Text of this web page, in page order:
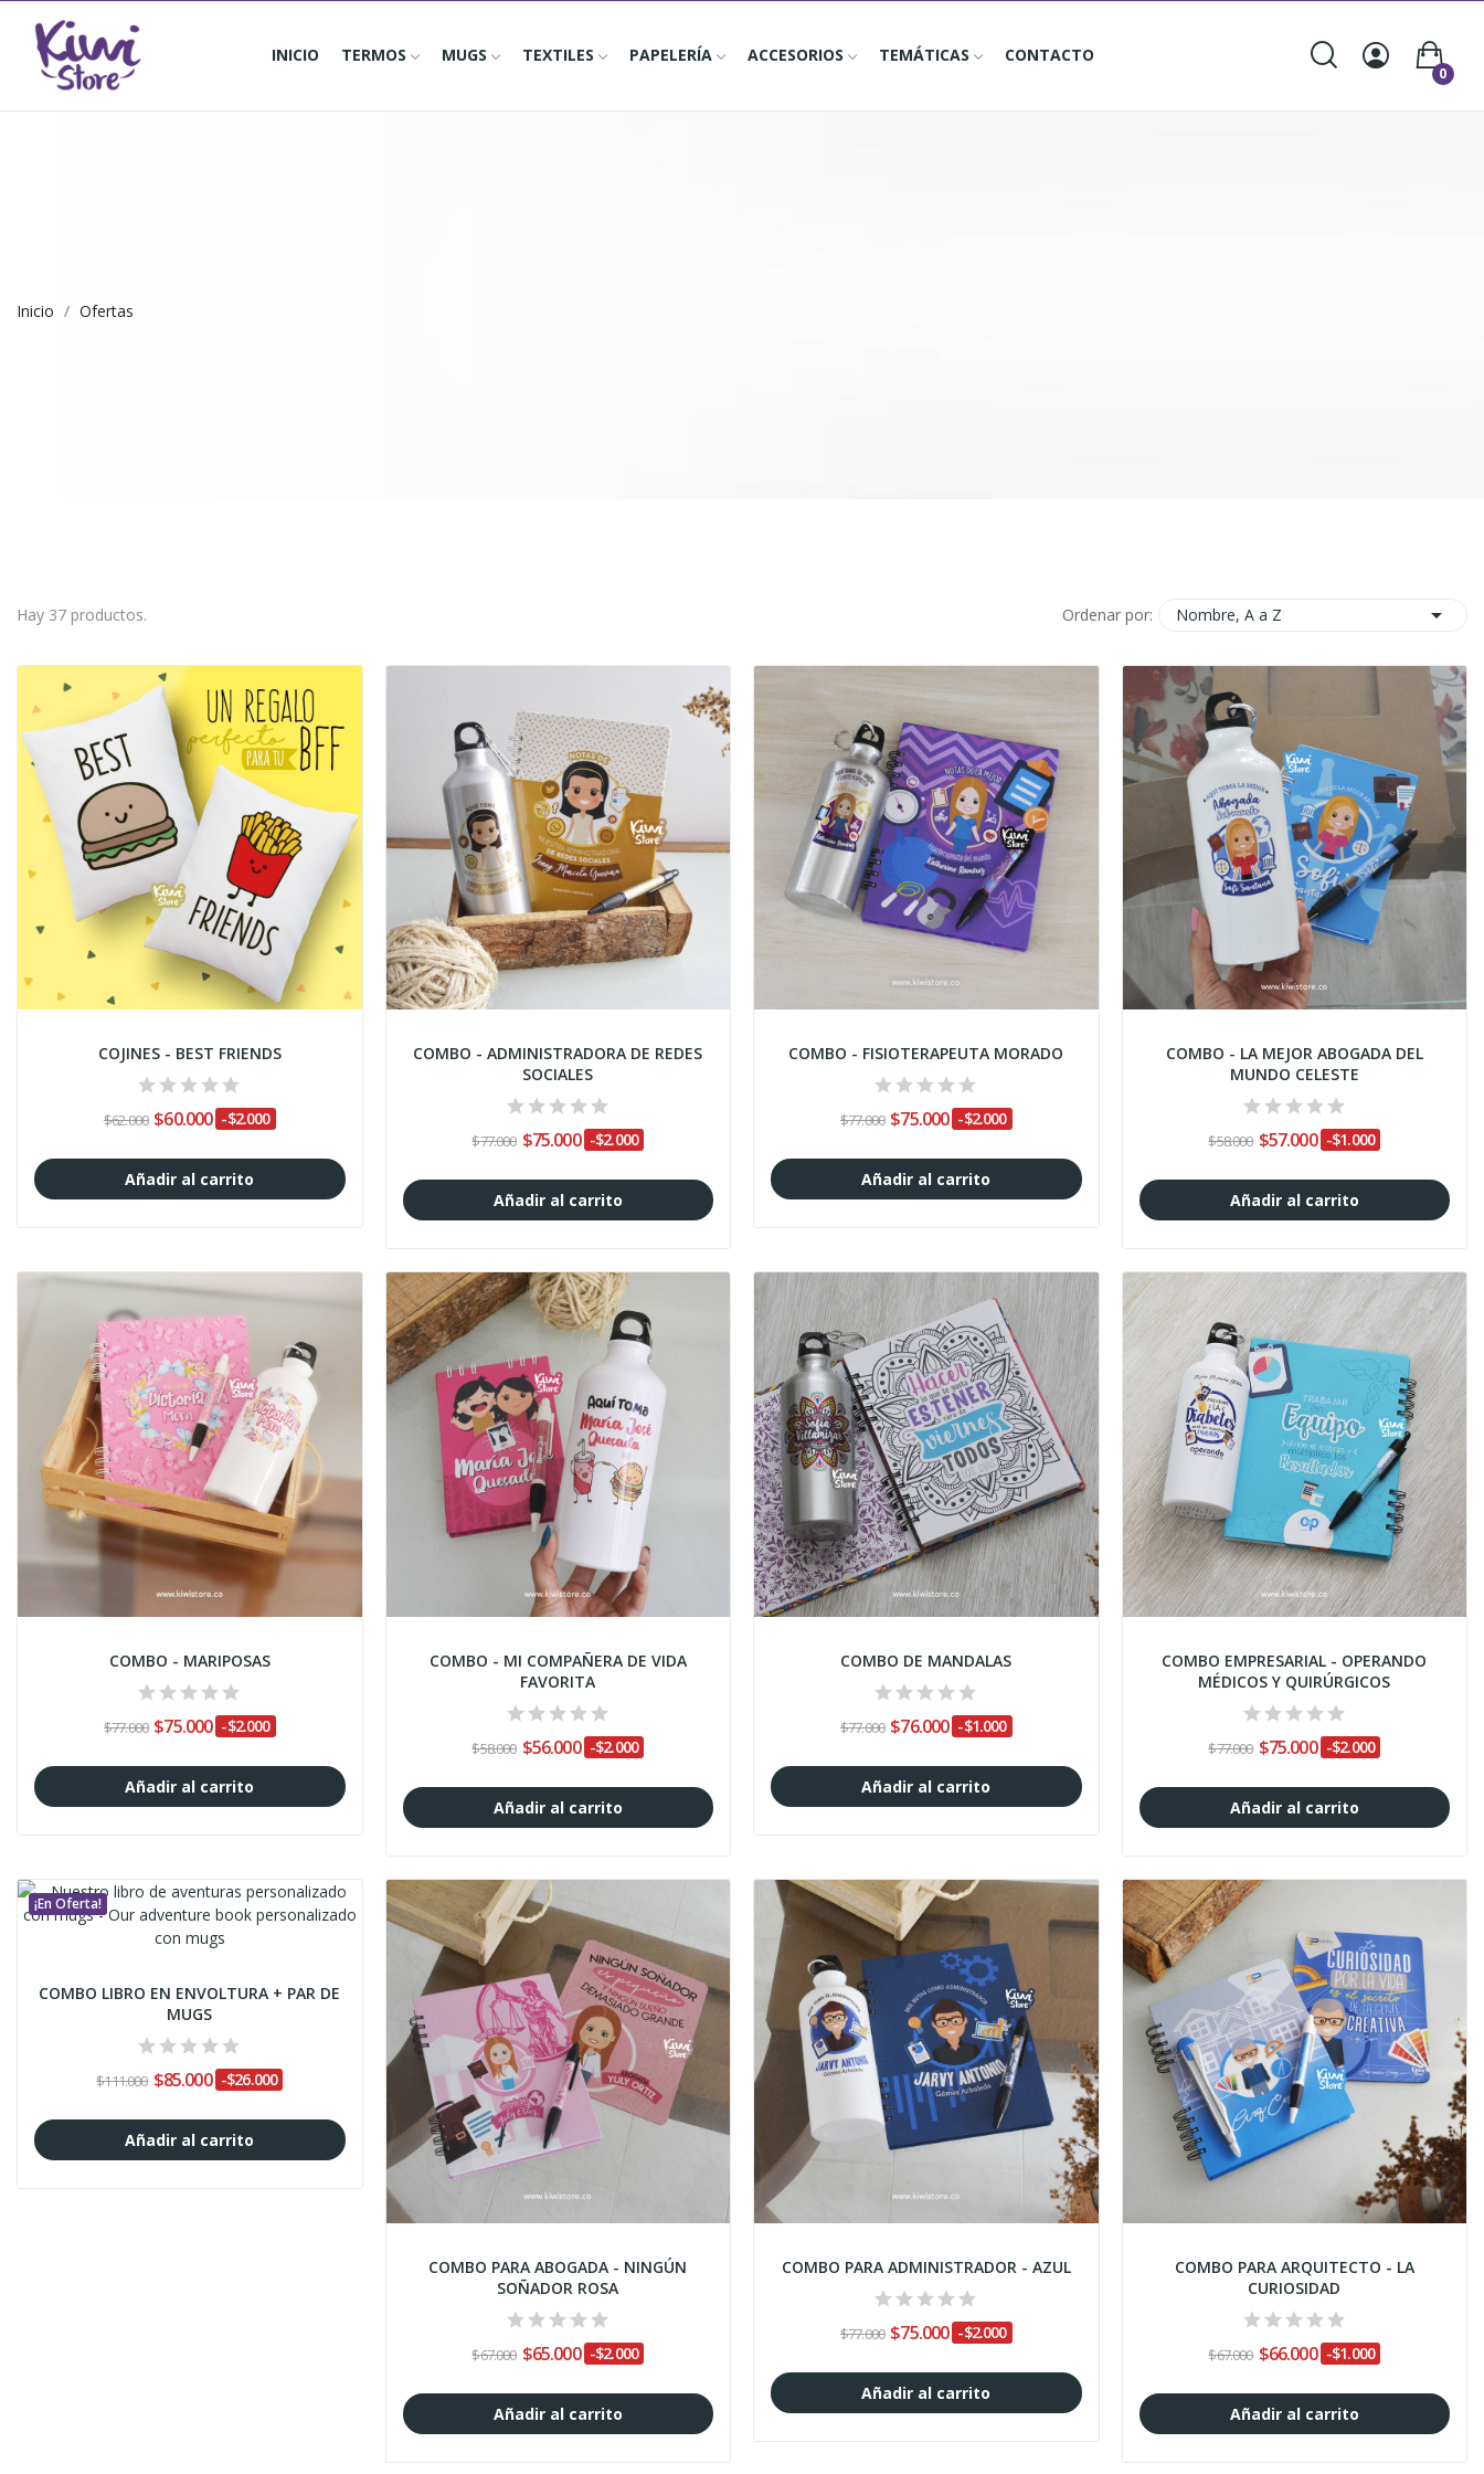
INICIO TERMOS MUGS TEXTILES PAPELERÍA ACCESORIOS TEMÁTICAS CONTACTO
0
Inicio Ofertas
Hay 37 productos. Ordenar por: Nombre, A a Z 
COJINES - BEST FRIENDS
$62.000 $60.000 -$2.000
Añadir al carrito
COMBO - ADMINISTRADORA DE REDES
SOCIALES
$77.000 $75.000 -$2.000
Añadir al carrito
COMBO - FISIOTERAPEUTA MORADO
$77.000 $75.000 -$2.000
Añadir al carrito
COMBO - LA MEJOR ABOGADA DEL
MUNDO CELESTE
$58.000 $57.000 -$1.000
Añadir al carrito
COMBO - MARIPOSAS
$77.000 $75.000 -$2.000
Añadir al carrito
COMBO - MI COMPAÑERA DE VIDA
FAVORITA
$58.000 $56.000 -$2.000
Añadir al carrito
COMBO DE MANDALAS
$77.000 $76.000 -$1.000
Añadir al carrito
COMBO EMPRESARIAL - OPERANDO
MÉDICOS Y QUIRÚRGICOS
$77.000 $75.000 -$2.000
Añadir al carrito
¡En Oferta!
COMBO LIBRO EN ENVOLTURA + PAR DE
MUGS
$111.000 $85.000 -$26.000
Añadir al carrito
COMBO PARA ABOGADA - NINGÚN
SOÑADOR ROSA
$67.000 $65.000 -$2.000
Añadir al carrito
COMBO PARA ADMINISTRADOR - AZUL
$77.000 $75.000 -$2.000
Añadir al carrito
COMBO PARA ARQUITECTO - LA
CURIOSIDAD
$67.000 $66.000 -$1.000
Añadir al carrito